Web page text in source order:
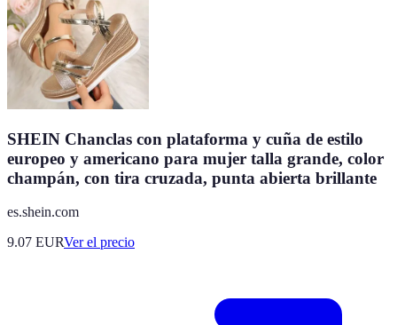
SHEIN Chanclas con plataforma y cuña de estilo
europeo y americano para mujer talla grande, color
champán, con tira cruzada, punta abierta brillante
es.shein.com
9.07 EURVer el precio